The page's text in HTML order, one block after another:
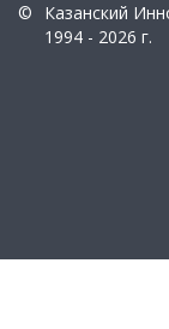
©
Казанский
1994 - 2026 г.